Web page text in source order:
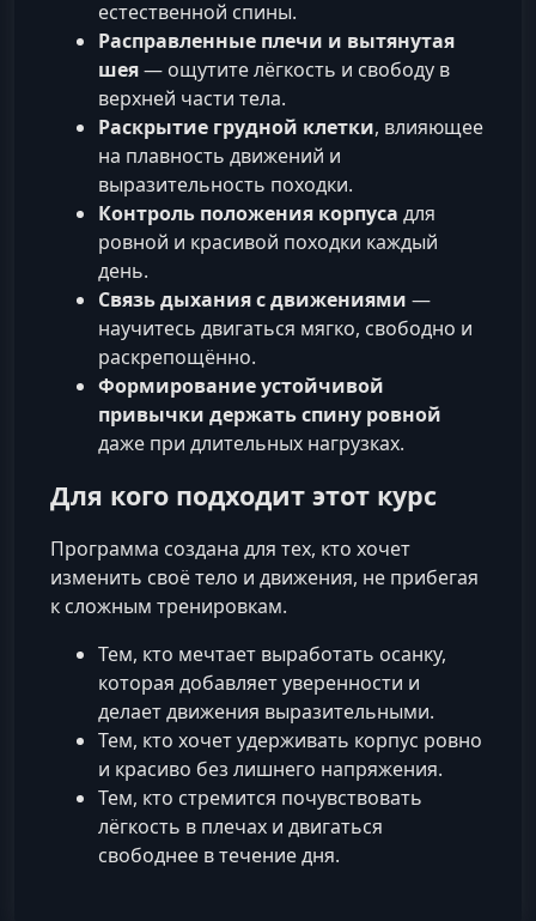
естественной спины.
Расправленные плечи и вытянутая
шея— ощутите лёгкость и свободу в
верхней части тела.
Раскрытие грудной клетки, влияющее
на плавность движений и
выразительность походки.
Контроль положения корпуса для
ровной и красивой походки каждый
день.
Связь дыхания с движениями —
научитесь двигаться мягко, свободно и
раскрепощённо.
Формирование устойчивой
привычки держать спину ровной
даже при длительных нагрузках.
Для кого подходит этот курс
Программа создана для тех, кто хочет
изменить своё тело и движения, не прибегая
к сложным тренировкам.
Тем, кто мечтает выработать осанку,
которая добавляет уверенности и
делает движения выразительными.
Тем, кто хочет удерживать корпус ровно
и красиво без лишнего напряжения.
Тем, кто стремится почувствовать
лёгкость в плечах и двигаться
свободнее в течение дня.